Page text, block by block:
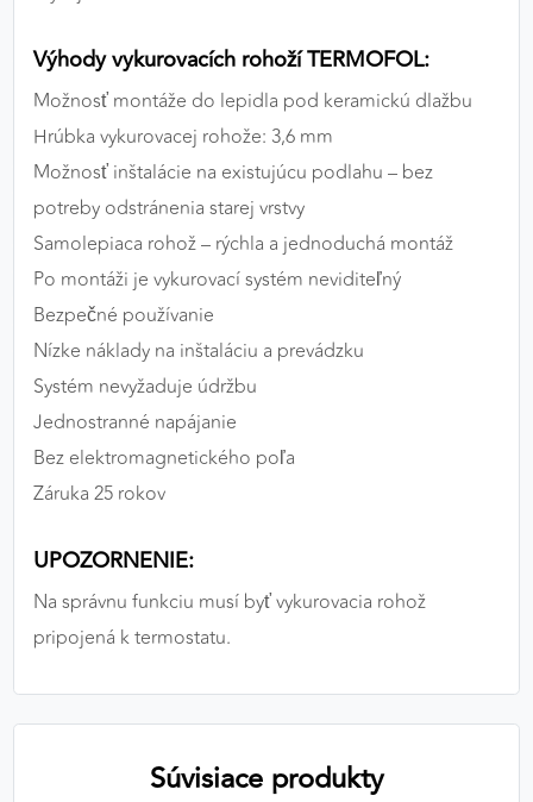
Výhody vykurovacích rohoží TERMOFOL:
Možnosť montáže do lepidla pod keramickú dlažbu
Hrúbka vykurovacej rohože: 3,6 mm
Možnosť inštalácie na existujúcu podlahu – bez
potreby odstránenia starej vrstvy
Samolepiaca rohož – rýchla a jednoduchá montáž
Po montáži je vykurovací systém neviditeľný
Bezpečné používanie
Nízke náklady na inštaláciu a prevádzku
Systém nevyžaduje údržbu
Jednostranné napájanie
Bez elektromagnetického poľa
Záruka 25 rokov
UPOZORNENIE:
Na správnu funkciu musí byť vykurovacia rohož
pripojená k termostatu.
Súvisiace produkty